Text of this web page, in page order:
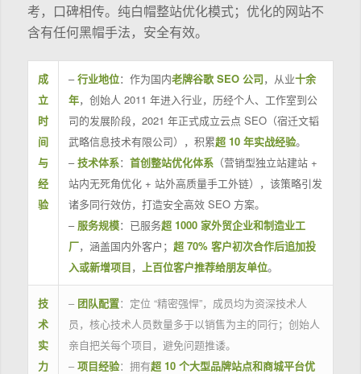
考，口碑相传。纯白帽整站优化模式；优化的网站不
含有任何黑帽手法，安全有效。
成
立
时
间
与
经
验
–行业地位：作为国内老牌谷歌 SEO 公司，从业十余
年，创始人 2011 年进入行业，历经个人、工作室到公
司的发展阶段，2021 年正式成立云点 SEO（宿迁文韬
武略信息技术有限公司），积累超 10 年实战经验。
–技术体系： 首创整站优化体系（营销型独立站建站 +
站内无死角优化 + 站外高质量手工外链），该策略引发
诸多同行效仿，打造安全高效 SEO 方案。
– 服务规模：已服务超 1000 家外贸企业和制造业工
厂，涵盖国内外客户； 超 70% 客户初次合作后追加投
入或新增项目， 上百位客户推荐给朋友单位。
技
术
实
力
– 团队配置：定位 “精密强悍”，成员均为资深技术人
员，核心技术人员数量多于以销售为主的同行；创始人
亲自把关每个项目，避免问题推诿。
– 项目经验：拥有超 10 个大型品牌站点和商城平台优